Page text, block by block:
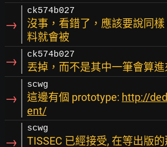
→
ck574b027
沒事，看錯了，應該要說同
料就會被
→ ck574b027
丟掉，而不是其中一筆會算進
→
scwg
這邊有個 prototype: http://
ent/
→
scwg
TISSEC 已經接受, 在等出版